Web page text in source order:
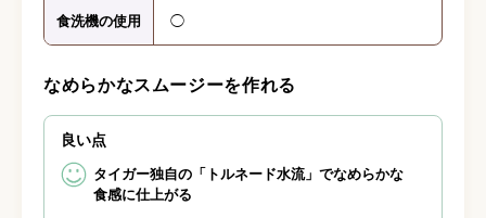
食洗機の使用 ◯
なめらかなスムージーを作れる
良い点
タイガー独自の「トルネード水流」でなめらかな
食感に仕上がる